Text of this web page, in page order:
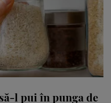
l pui în punga de